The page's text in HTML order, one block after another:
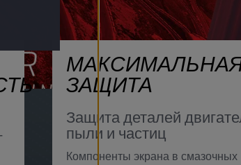
ЗАЩИТА
Защита деталей
пыли и частиц
Компоненты экрана в смазочных